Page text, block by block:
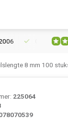
Gratis
8 mm 100
225064